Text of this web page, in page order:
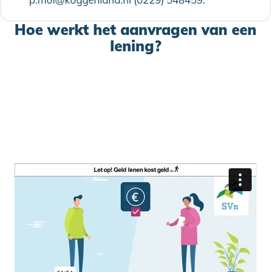
Hoe werkt het aanvragen van een
lening?